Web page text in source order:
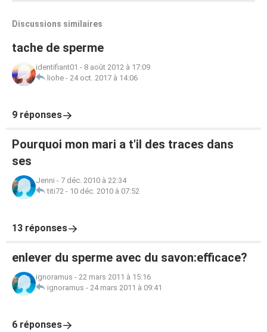
Discussions similaires
tache de sperme
identifiant01 - 8 août 2012 à 17:09
liohe - 24 oct. 2017 à 14:06
9 réponses
Pourquoi mon mari a t'il des traces dans
ses
Jenni - 7 déc. 2010 à 22:34
titi72 - 10 déc. 2010 à 07:52
13 réponses
enlever du sperme avec du savon:efficace?
ignoramus - 22 mars 2011 à 15:16
ignoramus - 24 mars 2011 à 09:41
6 réponses